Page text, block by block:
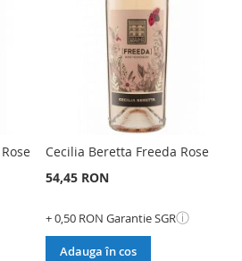
Cecilia Beretta Freeda Rose
54,45 RON
+ 0,50 RON Garantie SGRⓘ
Adauga în cos